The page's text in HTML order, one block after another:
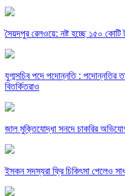
সৈয়দপুর রেলওয়ে: নষ্ট হচ্ছে ১৫০ কোটি
যুগ্মসচিব পদে পদোন্নতি : পদোন্নতির
বিতর্কিতরাও
জাল মুক্তিযোদ্ধা সনদে চাকরির
ইসকন সদস্যরা ফ্রি চিকিৎসা পেলেও